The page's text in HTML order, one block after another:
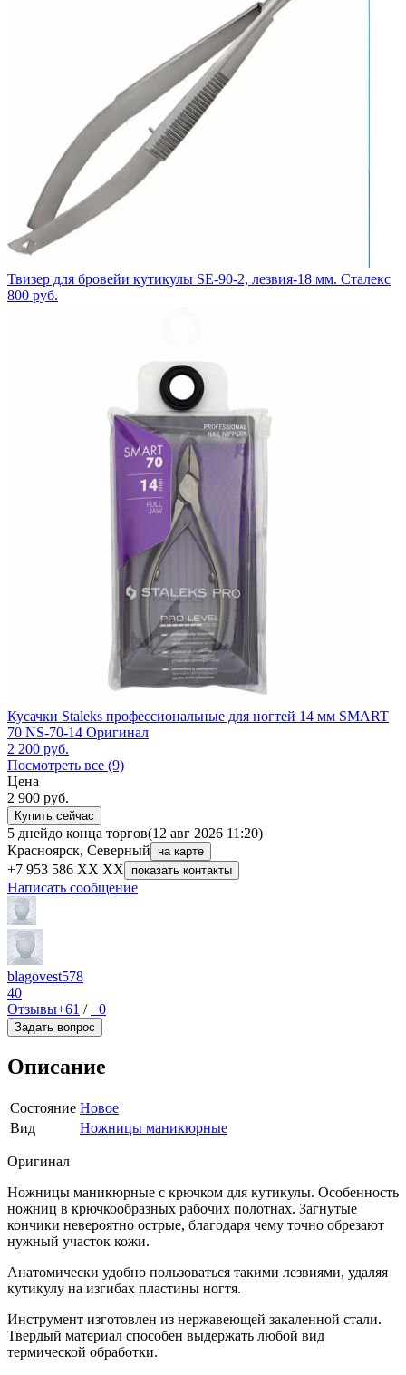
Твизер для бровейи кутикулы SE-90-2, лезвия-18 мм. Сталекс
800 руб.
Кусачки Staleks профессиональные для ногтей 14 мм SMART
70 NS-70-14 Оригинал
2 200 руб.
Посмотреть все (9)
Цена
2 900 руб.
Купить сейчас
5 днейдо конца торгов(12 авг 2026 11:20)
Красноярск, Северный
на карте
+7 953 586 XX XX показать контакты
Написать сообщение
blagovest578
40
Отзывы+61 /−0
Задать вопрос
Описание
Состояние Новое
Вид
Ножницы маникюрные
Оригинал
Ножницы маникюрные с крючком для кутикулы. Особенность
ножниц в крючкообразных рабочих полотнах. Загнутые
кончики невероятно острые, благодаря чему точно обрезают
нужный участок кожи.
Анатомически удобно пользоваться такими лезвиями, удаляя
кутикулу на изгибах пластины ногтя.
Инструмент изготовлен из нержавеющей закаленной стали.
Твердый материал способен выдержать любой вид
термической обработки.